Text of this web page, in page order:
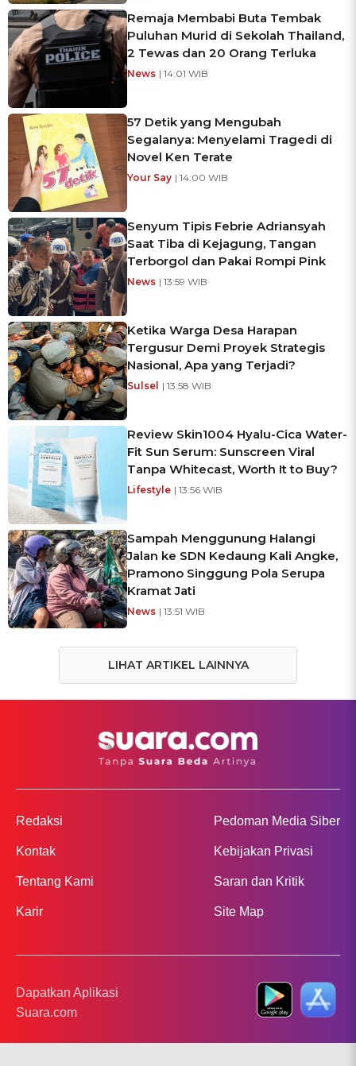
Remaja Membabi Buta Tembak
Puluhan Murid di Sekolah Thailand,
2 Tewas dan 20 Orang Terluka
News | 14:01 WIB
57 Detik yang Mengubah
Segalanya: Menyelami Tragedi di
Novel Ken Terate
Your Say | 14:00 WIB
Senyum Tipis Febrie Adriansyah
Saat Tiba di Kejagung, Tangan
Terborgol dan Pakai Rompi Pink
News | 13:59 WIB
Ketika Warga Desa Harapan
Tergusur Demi Proyek Strategis
Nasional, Apa yang Terjadi?
Sulsel | 13:58 WIB
Review Skin1004 Hyalu-Cica Water-
Fit Sun Serum: Sunscreen Viral
Tanpa Whitecast, Worth It to Buy?
Lifestyle | 13:56 WIB
Sampah Menggunung Halangi
Jalan ke SDN Kedaung Kali Angke,
Pramono Singgung Pola Serupa
Kramat Jati
News | 13:51 WIB
LIHAT ARTIKEL LAINNYA
Redaksi
Kontak
Tentang Kami
Karir
Pedoman Media Siber
Kebijakan Privasi
Saran dan Kritik
Site Map
Dapatkan Aplikasi
Suara.com